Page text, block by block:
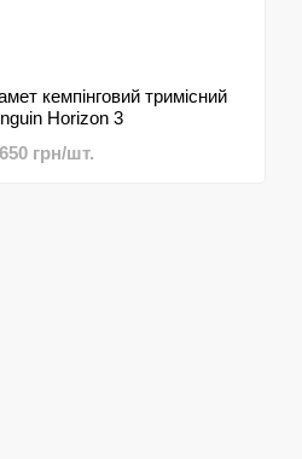
кемпінговий тримісний
Horizon 3
грн/шт.